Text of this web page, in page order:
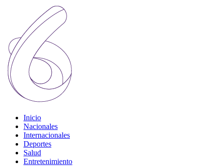
Inicio
Nacionales
Internacionales
Deportes
Salud
Entretenimiento